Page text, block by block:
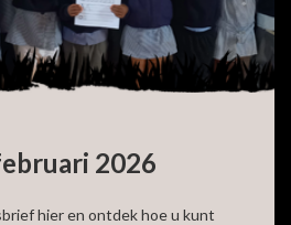
2026
hier en ontdek hoe u kunt